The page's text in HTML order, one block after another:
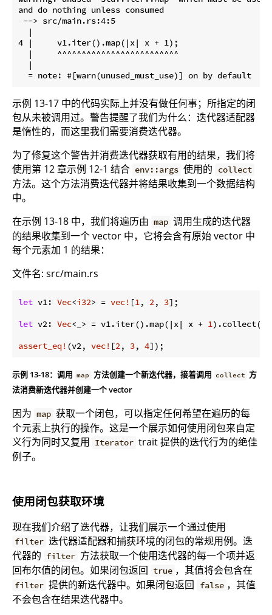
and do nothing unless consumed
--> src/main.rs:4:5
  |
4 |     v1.iter().map(|x| x + 1);
  |     ^^^^^^^^^^^^^^^^^^^^^^^^^
  |
示例 13-17 中的代码实际上并没有做任何事；所指定的闭
包从未被调用过。警告提醒了我们为什么：迭代器适配器
是惰性的，而这里我们需要消费迭代器。
为了修复这个警告并消费迭代器获取有用的结果，我们将
使用第 12 章示例 12-1 结合 env::args 使用的 collect
方法。这个方法消费迭代器并将结果收集到一个数据结构
中。
在示例 13-18 中，我们将遍历由 map 调用生成的迭代器
的结果收集到一个 vector 中，它将会含有原始 vector 中
每个元素加 1 的结果：
文件名: src/main.rs
let v1: Vec<i32> = vec! [1, 2, 3];
let v2: Vec<_> = v1.iter().map(|x| x + 1).collect();
assert_eq! (v2, vec! [2, 3, 4
示例 13-18：调用 map 方法创建一个新迭代器，接着调用 collect 方
法消费新迭代器并创建一个 vector
因为 map 获取一个闭包，可以指定任何希望在遍历的每
个元素上执行的操作。这是一个展示如何使用闭包来自定
义行为同时又复用 Iterator trait 提供的迭代行为的绝佳
例子。
使用闭包获取环境
现在我们介绍了迭代器，让我们展示一个通过使用
filter 迭代器适配器和捕获环境的闭包的常规用例。迭
代器的 filter 方法获取一个使用迭代器的每一个项并返
回布尔值的闭包。如果闭包返回 true ，其值将会包含在
filter 提供的新迭代器中。如果闭包返回 false ，其值
不会包含在结果迭代器中。